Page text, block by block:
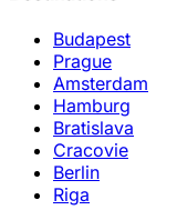
Budapest
Prague
Amsterdam
Hamburg
Bratislava
Cracovie
Berlin
Riga